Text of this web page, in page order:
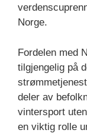
Norge.
Fordelen med
tilgjengelig på
deler av
vintersport
en viktig rolle